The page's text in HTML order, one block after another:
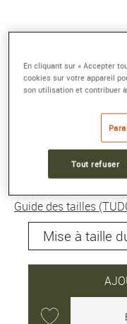
Guide des tailles
En cliquant sur « Accepter
cookies sur votre appareil
son utilisation et contribuer
Tout refuser